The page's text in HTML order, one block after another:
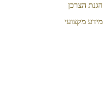
הגנת הצרכן
מידע מקצועי